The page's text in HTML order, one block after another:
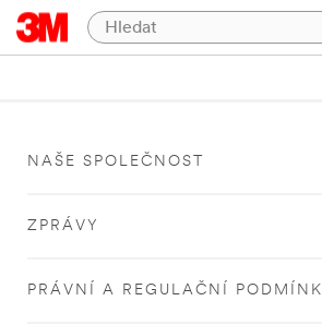
NAŠE SPOLEČNOST
ZPRÁVY
PRÁVNÍ A REGULAČNÍ